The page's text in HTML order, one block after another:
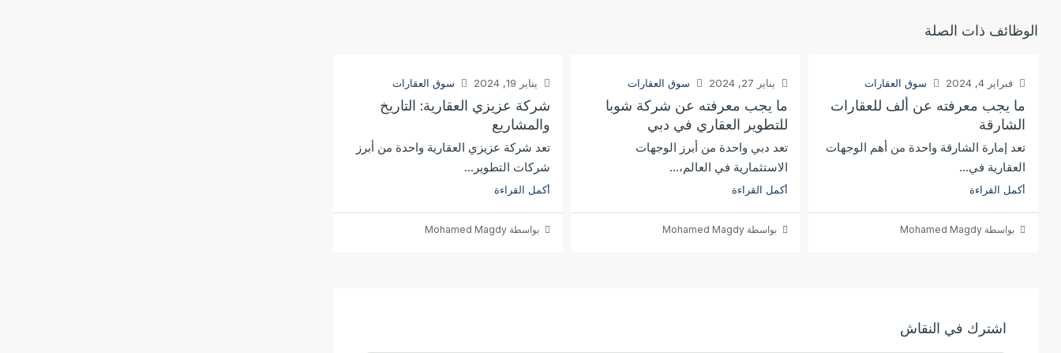
الوظائف ذات الصلة
فبراير 4, 2024 سوق العقارات
ما يجب معرفته عن ألف للعقارات
الشارقة
تعد إمارة الشارقة واحدة من أهم الوجهات
العقارية في...
أكمل القراءة
بواسطة Mohamed Magdy
يناير 27, 2024 سوق العقارات
ما يجب معرفته عن شركة شوبا
للتطوير العقاري في دبي
تعد دبي واحدة من أبرز الوجهات
الاستثمارية في العالم،...
أكمل القراءة
بواسطة Mohamed Magdy
يناير 19, 2024 سوق العقارات
شركة عزيزي العقارية: التاريخ
والمشاريع
تعد شركة عزيزي العقارية واحدة من أبرز
شركات التطوير...
أكمل القراءة
بواسطة Mohamed Magdy
اشترك في النقاش